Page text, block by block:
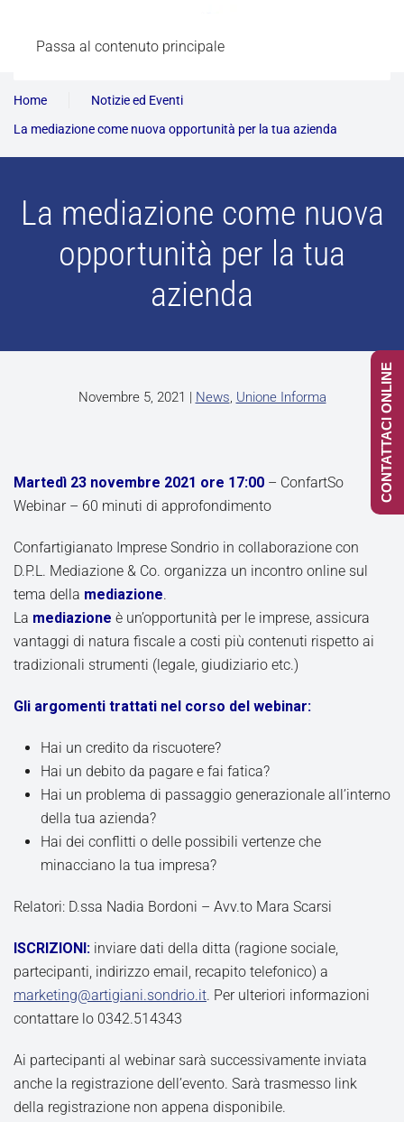
Passa al contenuto principale
Home
Notizie ed Eventi
La mediazione come nuova opportunità per la tua azienda
La mediazione come nuova
opportunità per la tua
azienda
Novembre 5, 2021 | News, Unione Informa
Martedì 23 novembre 2021 ore 17:00 – ConfartSo
Webinar – 60 minuti di approfondimento
Confartigianato Imprese Sondrio in collaborazione con
D.P.L. Mediazione & Co. organizza un incontro online sul
tema della mediazione.
La mediazione è un’opportunità per le imprese, assicura
vantaggi di natura fiscale a costi più contenuti rispetto ai
tradizionali strumenti (legale, giudiziario etc.)
Gli argomenti trattati nel corso del webinar:
Hai un credito da riscuotere?
Hai un debito da pagare e fai fatica?
Hai un problema di passaggio generazionale all’interno
della tua azienda?
Hai dei conflitti o delle possibili vertenze che
minacciano la tua impresa?
Relatori: D.ssa Nadia Bordoni – Avv.to Mara Scarsi
ISCRIZIONI: inviare dati della ditta (ragione sociale,
partecipanti, indirizzo email, recapito telefonico) a
marketing@artigiani.sondrio.it. Per ulteriori informazioni
contattare lo 0342.514343
Ai partecipanti al webinar sarà successivamente inviata
anche la registrazione dell’evento. Sarà trasmesso link
della registrazione non appena disponibile.
CONTATTACI ONLINE